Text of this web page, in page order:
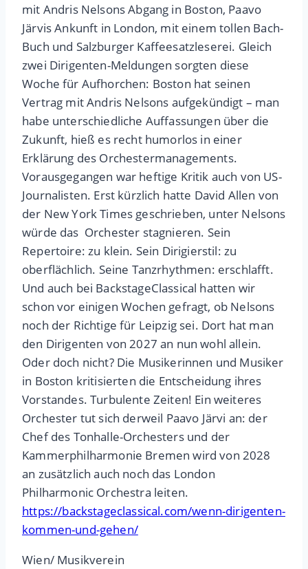
mit Andris Nelsons Abgang in Boston, Paavo
Järvis Ankunft in London, mit einem tollen Bach-
Buch und Salzburger Kaffeesatzleserei. Gleich
zwei Dirigenten-Meldungen sorgten diese
Woche für Aufhorchen: Boston hat seinen
Vertrag mit Andris Nelsons aufgekündigt – man
habe unterschiedliche Auffassungen über die
Zukunft, hieß es recht humorlos in einer
Erklärung des Orchestermanagements.
Vorausgegangen war heftige Kritik auch von US-
Journalisten. Erst kürzlich hatte David Allen von
der New York Times geschrieben, unter Nelsons
würde das Orchester stagnieren. Sein
Repertoire: zu klein. Sein Dirigierstil: zu
oberflächlich. Seine Tanzrhythmen: erschlafft.
Und auch bei BackstageClassical hatten wir
schon vor einigen Wochen gefragt, ob Nelsons
noch der Richtige für Leipzig sei. Dort hat man
den Dirigenten von 2027 an nun wohl allein.
Oder doch nicht? Die Musikerinnen und Musiker
in Boston kritisierten die Entscheidung ihres
Vorstandes. Turbulente Zeiten! Ein weiteres
Orchester tut sich derweil Paavo Järvi an: der
Chef des Tonhalle-Orchesters und der
Kammerphilharmonie Bremen wird von 2028
an zusätzlich auch noch das London
Philharmonic Orchestra leiten.
https://backstageclassical.com/wenn-dirigenten-
kommen-und-gehen/
Wien/ Musikverein